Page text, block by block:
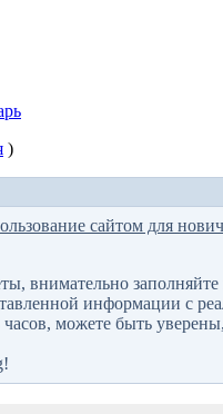
)
сайтом для
внимательно заполняйте
информации с
можете быть